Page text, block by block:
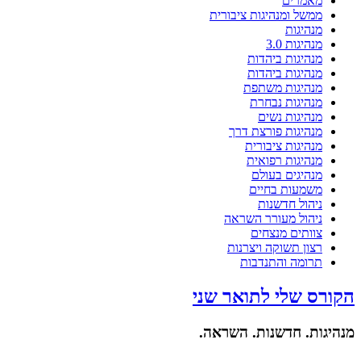
ממשל ומנהיגות ציבורית
מנהיגות
מנהיגות 3.0
מנהיגות ביהדות
מנהיגות ביהדות
מנהיגות משתפת
מנהיגות נבחרת
מנהיגות נשים
מנהיגות פורצת דרך
מנהיגות ציבורית
מנהיגות רפואית
מנהיגים בעולם
משמעות בחיים
ניהול חדשנות
ניהול מעורר השראה
צוותים מנצחים
רצון תשוקה ויצרנות
תרומה והתנדבות
הקורס שלי לתואר שני
מנהיגות. חדשנות. השראה.